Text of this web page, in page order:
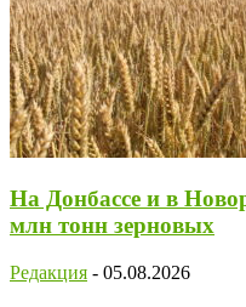
На Донбассе и в
млн тонн зерновых
Редакция - 05.08.2026